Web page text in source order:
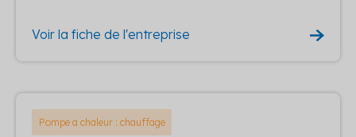
Voir la fiche de l'entreprise
Pompe a chaleur : chauffage